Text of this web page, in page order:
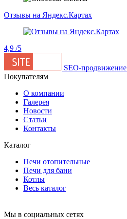
Отзывы на Яндекс.Картах
4,9 /5
SEO-продвижение
Покупателям
О компании
Галерея
Новости
Статьи
Контакты
Каталог
Печи отопительные
Печи для бани
Котлы
Весь каталог
Мы в социальных сетях